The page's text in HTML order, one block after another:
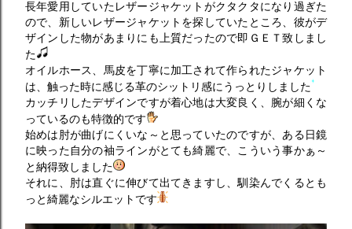
長年愛用していたレザージャケットがクタクタになり過ぎた
ので、新しいレザージャケットを探していたところ、彼がデ
ザインした物があまりにも上質だったので即ＧＥＴ致しまし
た
オイルホース、馬皮を丁寧に加工されて作られたジャケット
は、触った時に感じる革のシットリ感にうっとりしました
カッチリしたデザインですが着心地は大変良く、腕が細くな
っているのも特徴的です
始めは肘が曲げにくいな～と思っていたのですが、ある日鏡
に映った自分の袖ラインがとても綺麗で、こういう事かぁ～
と納得致しました
それに、肘は直ぐに伸びて出てきますし、馴染んでくるとも
っと綺麗なシルエットです